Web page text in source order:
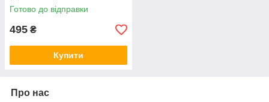
Готово до відправки
495 ₴
Купити
Про нас